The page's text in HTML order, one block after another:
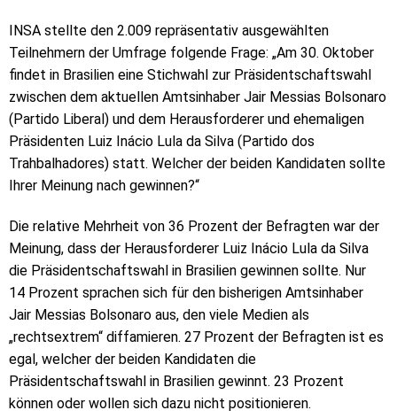
INSA stellte den 2.009 repräsentativ ausgewählten
Teilnehmern der Umfrage folgende Frage: „Am 30. Oktober
findet in Brasilien eine Stichwahl zur Präsidentschaftswahl
zwischen dem aktuellen Amtsinhaber Jair Messias Bolsonaro
(Partido Liberal) und dem Herausforderer und ehemaligen
Präsidenten Luiz Inácio Lula da Silva (Partido dos
Trahbalhadores) statt. Welcher der beiden Kandidaten sollte
Ihrer Meinung nach gewinnen?“
Die relative Mehrheit von 36 Prozent der Befragten war der
Meinung, dass der Herausforderer Luiz Inácio Lula da Silva
die Präsidentschaftswahl in Brasilien gewinnen sollte. Nur
14 Prozent sprachen sich für den bisherigen Amtsinhaber
Jair Messias Bolsonaro aus, den viele Medien als
„rechtsextrem“ diffamieren. 27 Prozent der Befragten ist es
egal, welcher der beiden Kandidaten die
Präsidentschaftswahl in Brasilien gewinnt. 23 Prozent
können oder wollen sich dazu nicht positionieren.